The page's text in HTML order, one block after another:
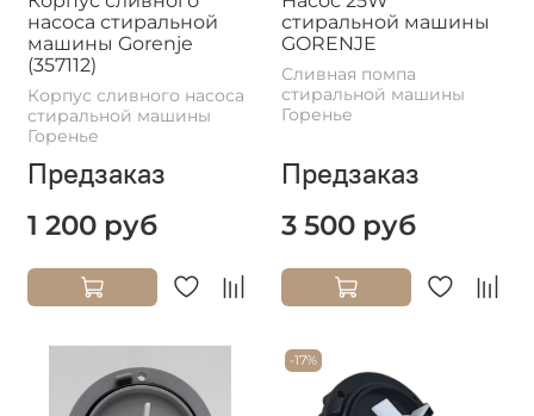
насоса стиральной
машины Gorenje
(357112)
Корпус сливного насоса
стиральной машины
Горенье
Предзаказ
1 200 руб
стиральной машины
GORENJE
Сливная помпа
стиральной машины
Горенье
Предзаказ
3 500 руб
-17%